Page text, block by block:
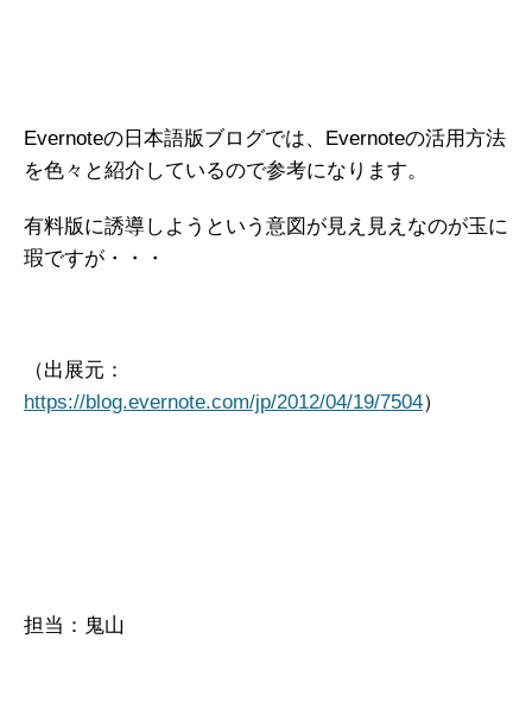
Evernoteの日本語版ブログでは、Evernoteの活用方法
を色々と紹介しているので参考になります。
有料版に誘導しようという意図が見え見えなのが玉に
瑕ですが・・・
（出展元：
https://blog.evernote.com/jp/2012/04/19/7504）
担当：鬼山